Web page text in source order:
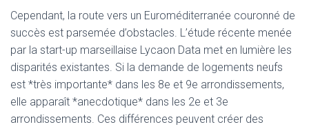
Cependant, la route vers un Euroméditerranée couronné de
succès est parsemée d’obstacles. L’étude récente menée
par la start-up marseillaise Lycaon Data met en lumière les
disparités existantes. Si la demande de logements neufs
est *très importante* dans les 8e et 9e arrondissements,
elle apparaît *anecdotique* dans les 2e et 3e
arrondissements. Ces différences peuvent créer des